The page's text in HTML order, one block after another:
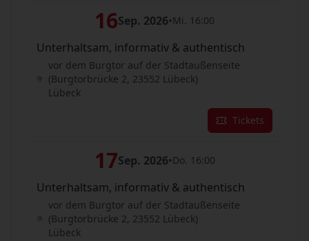
16Sep. 2026•Mi. 16:00
Unterhaltsam, informativ & authentisch
vor dem Burgtor auf der Stadtaußenseite
(Burgtorbrücke 2, 23552 Lübeck)
Lübeck
Tickets
17Sep. 2026•Do. 16:00
Unterhaltsam, informativ & authentisch
vor dem Burgtor auf der Stadtaußenseite
(Burgtorbrücke 2, 23552 Lübeck)
Lübeck